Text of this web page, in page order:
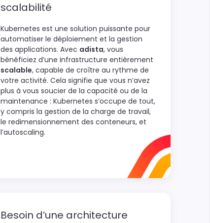
scalabilité
Kubernetes est une solution puissante pour
automatiser le déploiement et la gestion
des applications. Avec adista, vous
bénéficiez d’une infrastructure entièrement
scalable, capable de croître au rythme de
votre activité. Cela signifie que vous n’avez
plus à vous soucier de la capacité ou de la
maintenance : Kubernetes s’occupe de tout,
y compris la gestion de la charge de travail,
le redimensionnement des conteneurs, et
l’autoscaling.
Besoin d’une architecture